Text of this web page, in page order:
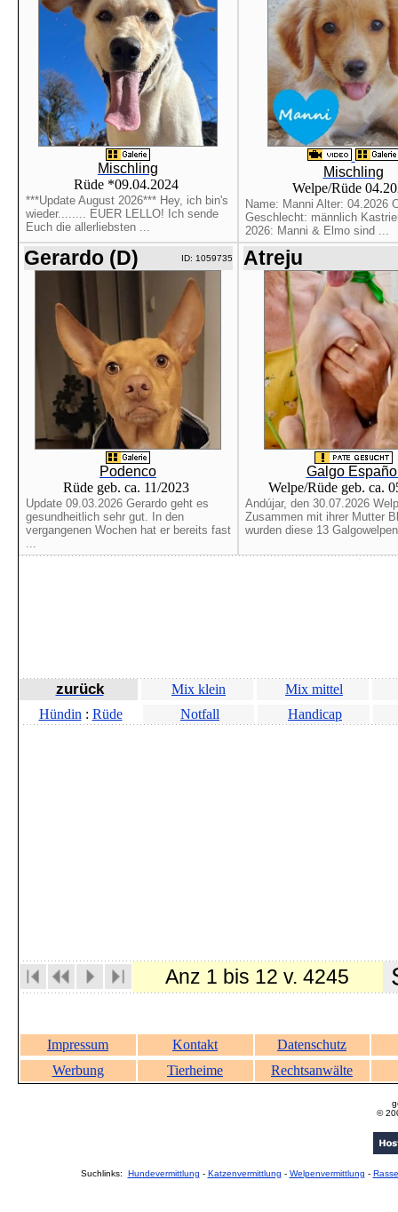
Mischling
Rüde *09.04.2024
***Update August 2026*** Hey, ich bin's
wieder........ EUER LELLO! Ich sende
Euch die allerliebsten ...
Mischling
Welpe/Rüde
Name: Manni Alter: 04.2026
Geschlecht: männlich
2026: Manni & Elmo sind ...
Gerardo (D) ID: 1059735
Podenco
Rüde geb. ca. 11/2023
Update 09.03.2026 Gerardo geht es
gesundheitlich sehr gut. In den
vergangenen Wochen hat er bereits fast
...
Atreju
Galgo
Welpe/Rüde geb. ca.
Andújar, den 30.07.2026
Zusammen mit ihrer Mutter
wurden diese 13
zurück Mix klein
Mix mittel
Hündin : Rüde Notfall Handicap
Anz 1 bis 12 v. 4245
Impressum Kontakt
Datenschutz
Werbung
Tierheime Rechtsanwälte
©
Suchlinks: Hundevermittlung - Katzenvermittlung - Welpenvermittlung -